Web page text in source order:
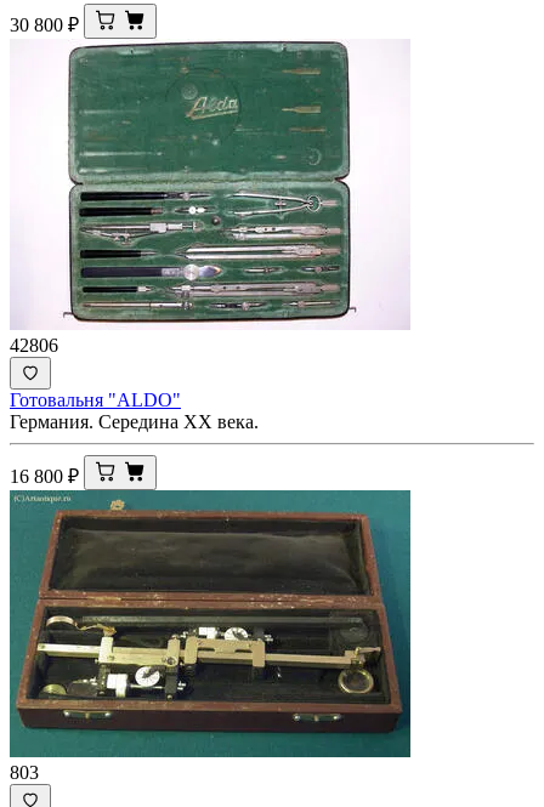
30 800 ₽
42806
Готовальня "ALDO"
Германия. Середина ХХ века.
16 800 ₽
803